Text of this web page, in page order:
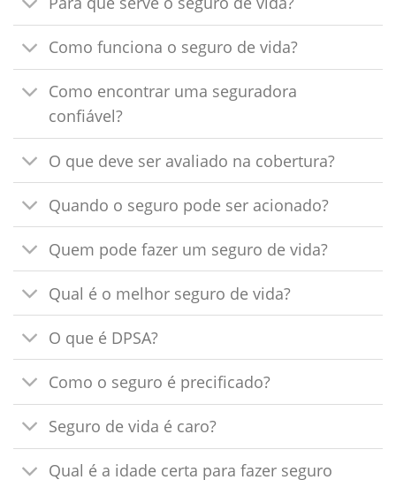
Como funciona o seguro de vida?
Como encontrar uma seguradora
confiável?
O que deve ser avaliado na cobertura?
Quando o seguro pode ser acionado?
Quem pode fazer um seguro de vida?
Qual é o melhor seguro de vida?
O que é DPSA?
Como o seguro é precificado?
Seguro de vida é caro?
Qual é a idade certa para fazer seguro